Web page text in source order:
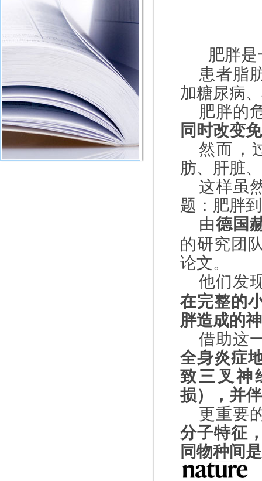
肥胖
患者脂
加糖尿病
肥胖的
同时改变
然而，
肪、肝脏
这样虽
题：肥胖
由德国
的研究团
论文。
他们发
在完整的
胖造成的
借助这
全身炎症
致三叉神
损），并
更重要
分子特征
同物种间